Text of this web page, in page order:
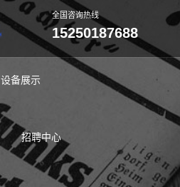
全国咨询热线
15250187688
设备展示
招聘中心